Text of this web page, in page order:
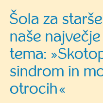
Irlen
sindrom
in
motnje
vida
otrocih«
Šola za
naše
tema:
sindrom in
otrocih«